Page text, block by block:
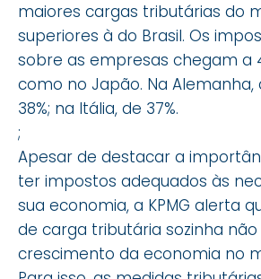
maiores cargas tributárias do
superiores à do Brasil. Os
sobre as empresas chegam a
como no Japão. Na Alemanha,
38%; na Itália, de 37%.
;
Apesar de destacar a
ter impostos adequados às
sua economia, a KPMG alerta
de carga tributária sozinha
crescimento da economia no